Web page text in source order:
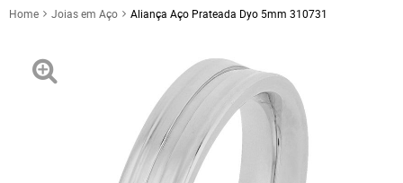
Home Joias em Aço Aliança Aço Prateada Dyo 5mm 310731